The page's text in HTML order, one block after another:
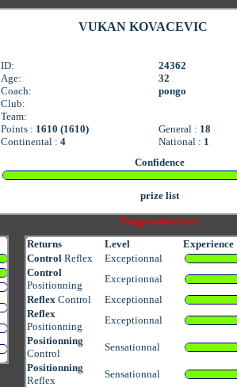
VUKAN KOVACEVIC
ID:
24362
Age:
32
Coach:
pongo
Club:
Team:
Points : 1610 (1610) General : 18
Continental : 4 National : 1
Confidence
prize list
Progression level
Returns Level
Experience
Control Reflex
Exceptionnal
Control
Positionning
Exceptionnal
Reflex Control
Exceptionnal
Reflex
Positionning
Exceptionnal
Positionning
Control
Sensationnal
Positionning
Reflex
Sensationnal